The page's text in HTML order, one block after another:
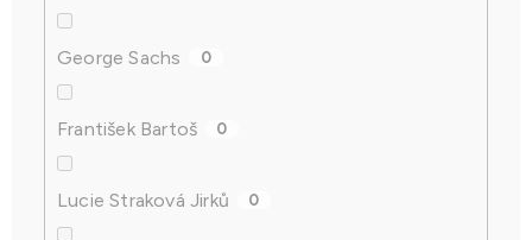
George Sachs 0
František Bartoš 0
Lucie Straková Jirků 0